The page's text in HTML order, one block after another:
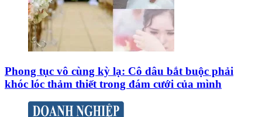
Phong tục vô cùng kỳ lạ: Cô dâu bắt buộc phải
khóc lóc thảm thiết trong đám cưới của mình